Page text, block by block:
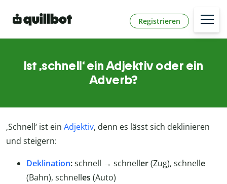
Registrieren
Ist ‚schnell‘ ein Adjektiv oder ein
Adverb?
‚Schnell‘ ist ein Adjektiv, denn es lässt sich deklinieren
und steigern:
Deklination:schnell → schneller(Zug), schnelle
(Bahn), schnelles (Auto)